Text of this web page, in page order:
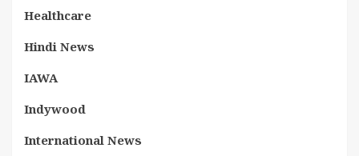
Healthcare
Hindi News
IAWA
Indywood
International News